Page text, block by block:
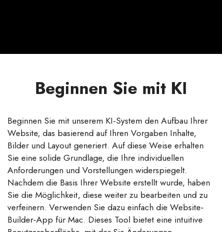
Beginnen Sie mit KI
Beginnen Sie mit unserem KI-System den Aufbau Ihrer
Website, das basierend auf Ihren Vorgaben Inhalte,
Bilder und Layout generiert. Auf diese Weise erhalten
Sie eine solide Grundlage, die Ihre individuellen
Anforderungen und Vorstellungen widerspiegelt.
Nachdem die Basis Ihrer Website erstellt wurde, haben
Sie die Möglichkeit, diese weiter zu bearbeiten und zu
verfeinern. Verwenden Sie dazu einfach die Website-
Builder-App für Mac. Dieses Tool bietet eine intuitive